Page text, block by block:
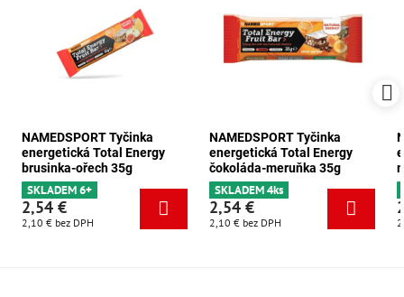
NAMEDSPORT Tyčinka
energetická Total Energy
brusinka-ořech 35g
SKLADEM 6+
2,54 €
2,10 € bez DPH
NAMEDSPORT Tyčinka
energetická Total Energy
čokoláda-meruňka 35g
SKLADEM 4ks
2,54 €
2,10 € bez DPH